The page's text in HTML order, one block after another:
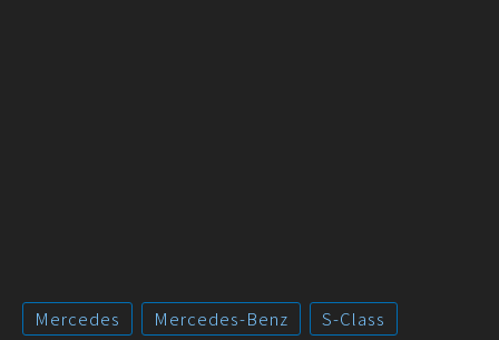
Mercedes Mercedes-Benz S-Class